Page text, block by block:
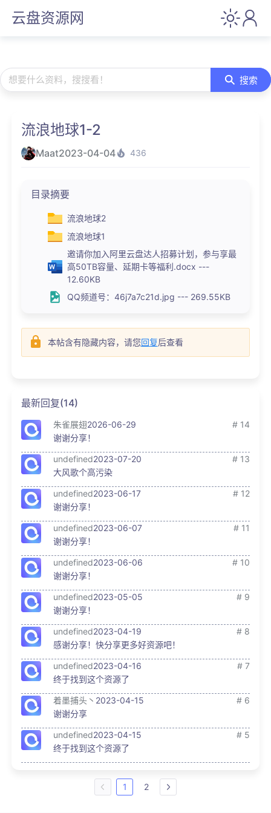
云盘资源网
想要什么资料，搜搜看！ 搜索
流浪地球1-2
Maat2023-04-04 436
目录摘要
流浪地球2
流浪地球1
邀请你加入阿里云盘达人招募计划，参与享最
高50TB容量、延期卡等福利.docx ---
12.60KB
QQ频道号：46j7a7c21d.jpg --- 269.55KB
本帖含有隐藏内容，请您回复后查看
最新回复(14)
朱雀展翅2026-06-29
# 14
谢谢分享！
undefined2023-07-20
# 13
大风歌个高污染
undefined2023-06-17
# 12
谢谢分享！
undefined2023-06-07
# 11
谢谢分享！
undefined2023-06-06
# 10
谢谢分享！
undefined2023-05-05
# 9
谢谢分享！
undefined2023-04-19
# 8
感谢分享！快分享更多好资源吧！
undefined2023-04-16
# 7
终于找到这个资源了
着墨捕头丶 2023-04-15
# 6
谢谢分享
undefined2023-04-15
# 5
终于找到这个资源了
1 2